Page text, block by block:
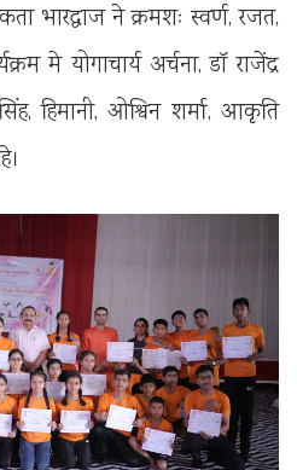
भारद्वाज ने क्रमशः स्वर्ण, रजत,
मे योगाचार्य अर्चना, डॉ राजेंद्र
हिमानी, ओश्विन शर्मा, आकृति